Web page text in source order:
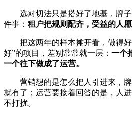
选对切法只是搭好了地基，牌
件事： 租户把规则配齐，受益的人愿
把这两年的样本摊开看，做得
好”的项目，差别常常就一层： 一个
一个往下做成了运营。
营销想的是怎么把人引进来，
就有了；运营要接着回答的是，人
不打扰。